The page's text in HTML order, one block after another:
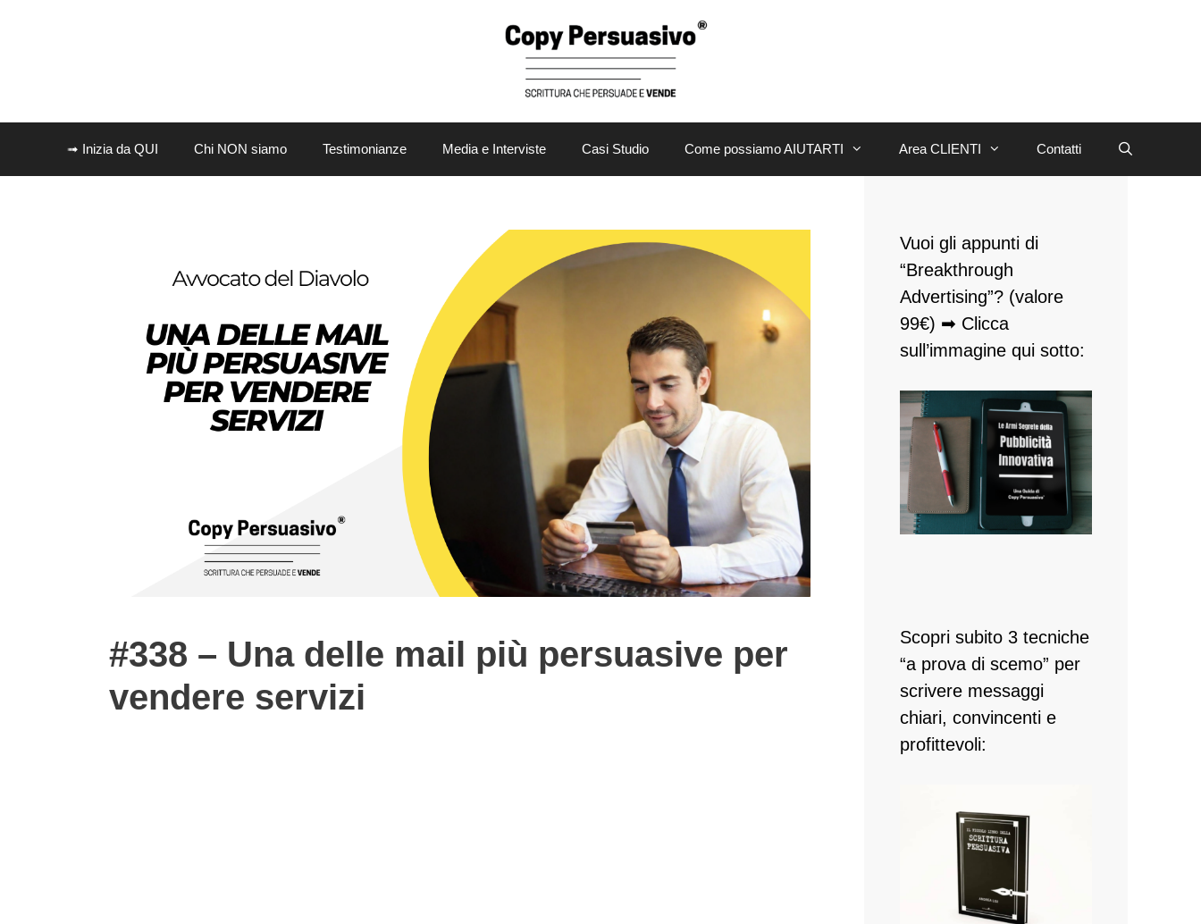
➟ Inizia da QUI Chi NON siamo Testimonianze Media e Interviste Casi Studio Come possiamo AIUTARTI Area CLIENTI Contatti
#338 – Una delle mail più persuasive per
vendere servizi
Vuoi gli appunti di
“Breakthrough
Advertising”? (valore
99€) ➡ Clicca
sull’immagine qui sotto:
Scopri subito 3 tecniche
“a prova di scemo” per
scrivere messaggi
chiari, convincenti e
profittevoli: